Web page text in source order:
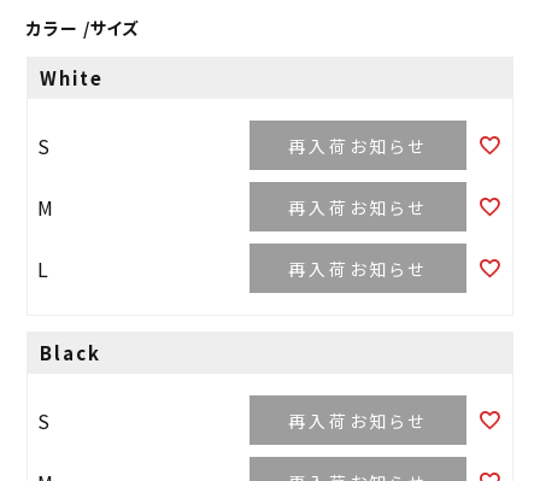
カラー サイズ
White
S 再入荷お知らせ
M 再入荷お知らせ
L 再入荷お知らせ
Black
S 再入荷お知らせ